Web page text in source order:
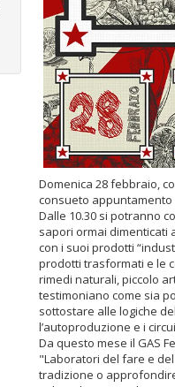
Domenica 28 febbraio,
consueto appuntamento
Dalle 10.30 si potranno
sapori ormai dimenticati
con i suoi prodotti
prodotti trasformati e le
rimedi naturali, piccolo
testimoniano come sia
sottostare alle logiche
l’autoproduzione e i
Da questo mese il GAS
"Laboratori del fare e
tradizione o